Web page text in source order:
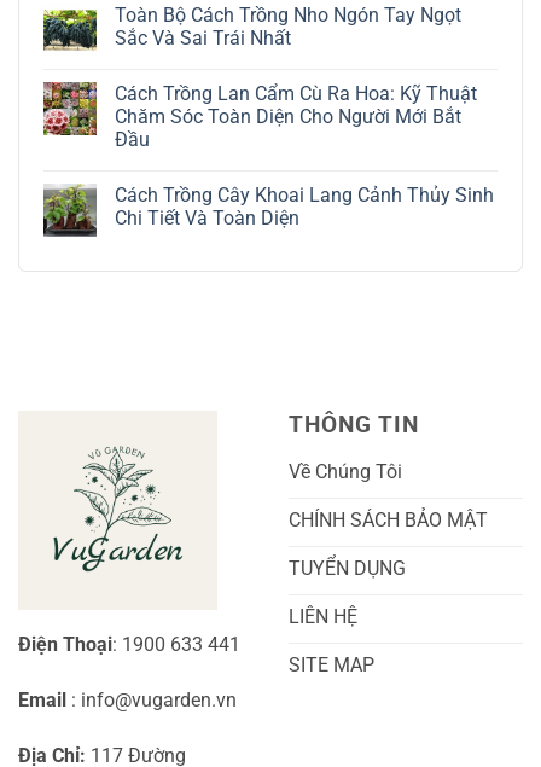
Cây
Đô
La
Thuật
Chăm
Sóc
Lá
Tế
bình
luận
ở
Địa
Lan
Tứ
Thời:
Chi
Tiết
Trồng
Toàn Bộ Cách Trồng Nho Ngón Tay Ngọt
Sắc Và Sai Trái Nhất
bình
luận
ở
Toàn
Trồng
Nho
Ngón
Cách Trồng Lan Cẩm Cù Ra Hoa: Kỹ Thuật
Chăm Sóc Toàn Diện Cho Người Mới Bắt
Đầu
bình
luận
ở
Lan
Cho
Người
Mới
Bắt
Đầu
Cách Trồng Cây Khoai Lang Cảnh Thủy Sinh
Chi Tiết Và Toàn Diện
bình
Chi
Tiết
Và
Toàn
Diện
Điện Thoại: 1900 633 441
Email : info@vugarden.vn
Địa Chỉ: 117 Đường
THÔNG TIN
Về Chúng Tôi
CHÍNH SÁCH BẢO MẬT
TUYỂN DỤNG
LIÊN HỆ
SITE MAP